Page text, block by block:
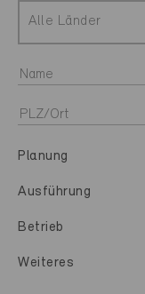
Alle Länder
Planung
Ausführung
Betrieb
Weiteres